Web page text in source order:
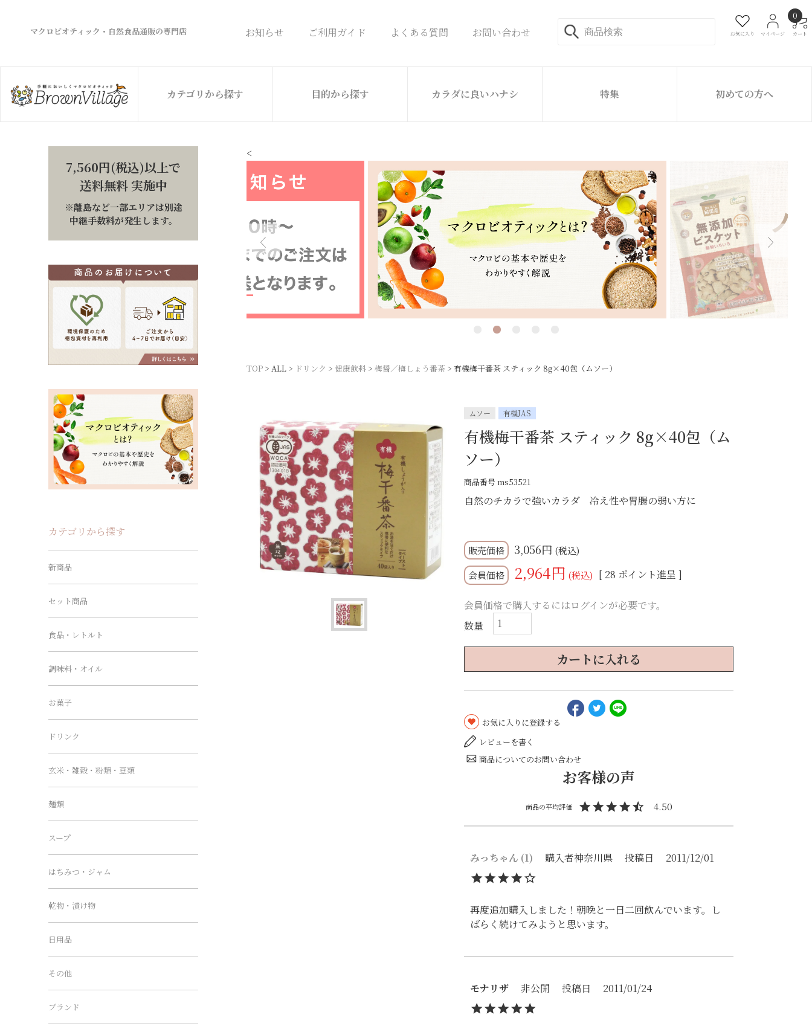
マクロビオティック・自然食品通販の専門店 お知らせ ご利用ガイド よくある質問 お問い合わせ お気に入り マイページ カート
0
カテゴリから探す 目的から探す カラダに良いハナシ 特集 初めての方へ
<
TOP ALL ドリンク 健康飲料 梅醤／梅しょう番茶 有機梅干番茶 スティック 8g×40包（ムソー）
ムソー 有機JAS
有機梅干番茶 スティック 8g×40包（ム
ソー）
商品番号ms53521
自然のチカラで強いカラダ 冷え性や胃腸の弱い方に
3,056
税込
会員価格
2,964 税込 [ 28 ポイント進呈 ]
会員価格で購入するにはログインが必要です。
カートに入れる
お気に入りに登録する
レビューを書く
商品についてのお問い合わせ
4.50
みっちゃん 1 購入者神奈川県 投稿日 2011/12/01
再度追加購入しました！朝晩と一日二回飲んでいます。し
ばらく続けてみようと思います。
モナリザ 非公開 投稿日 2011/01/24
7,560円(税込)以上で
送料無料 実施中
※離島など一部エリアは別途
中継手数料が発生します。
カテゴリから探す
新商品
セット商品
食品・レトルト
調味料・オイル
お菓子
ドリンク
玄米・雑穀・粉類・豆類
麺類
スープ
はちみつ・ジャム
乾物・漬け物
日用品
その他
ブランド